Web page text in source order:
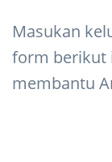
Masukan
form berikut
membantu